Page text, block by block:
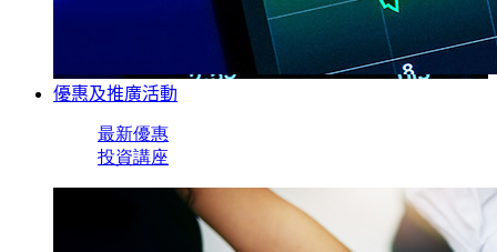
優惠及推廣活動
最新優惠
投資講座